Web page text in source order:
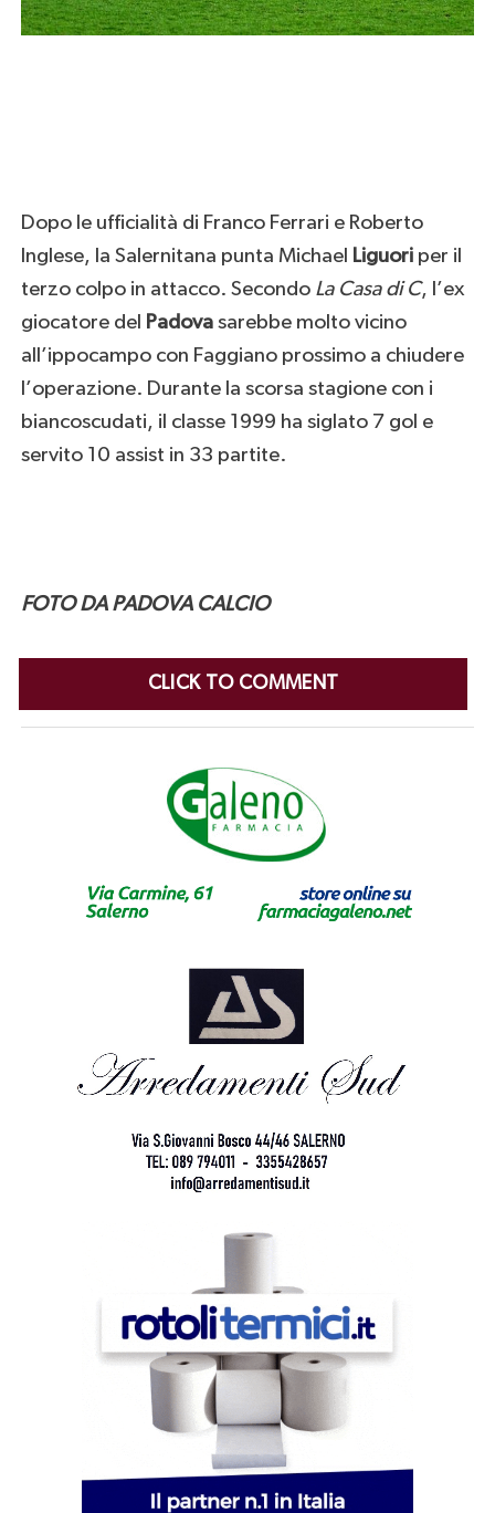
Dopo le ufficialità di Franco Ferrari e Roberto
Inglese, la Salernitana punta Michael Liguoriper il
terzo colpo in attacco. Secondo La Casa di C, l’ex
giocatore del Padovasarebbe molto vicino
all’ippocampo con Faggiano prossimo a chiudere
l’operazione. Durante la scorsa stagione con i
biancoscudati, il classe 1999 ha siglato 7 gol e
servito 10 assist in 33 partite.
FOTO DA PADOVA CALCIO
CLICK TO COMMENT